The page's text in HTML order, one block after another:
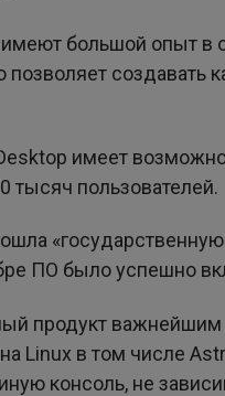
большой опыт в
позволяет
имеет
тысяч пользователей.
ПО было успешно
продукт
Linux в том числе
консоль, не